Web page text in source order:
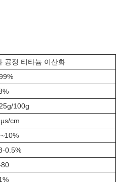
공정 티타늄 이산화
100g
cm
0.5%